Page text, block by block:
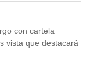
con cartela
vista que destacará